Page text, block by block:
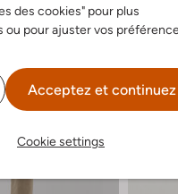
des cookies" pour plus
ou pour ajuster vos
Acceptez et continuez
Cookie settings